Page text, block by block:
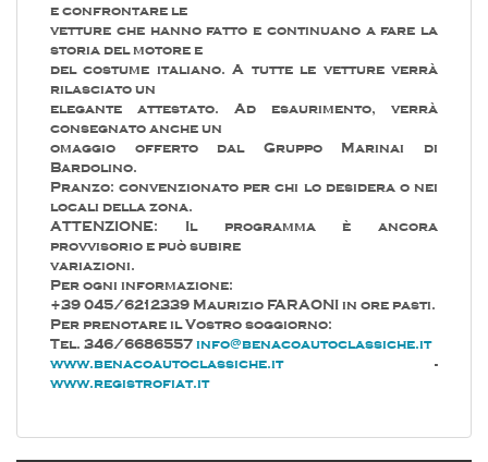
e confrontare le
vetture che hanno fatto e continuano a fare la
storia del motore e
del costume italiano. A tutte le vetture verrà
rilasciato un
elegante attestato. Ad esaurimento, verrà
consegnato anche un
omaggio offerto dal Gruppo Marinai di
Bardolino.
Pranzo: convenzionato per chi lo desidera o nei
locali della zona.
ATTENZIONE: Il programma è ancora
provvisorio e può subire
variazioni.
Per ogni informazione:
+39 045/6212339 Maurizio FARAONI in ore pasti.
Per prenotare il Vostro soggiorno:
Tel. 346/6686557 info@benacoautoclassiche.it
www.benacoautoclassiche.it-
www.registrofiat.it